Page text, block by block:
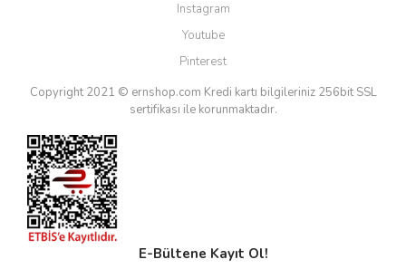
Instagram
Youtube
Pinterest
Copyright 2021 © ernshop.com Kredi kartı bilgileriniz 256bit SSL
sertifikası ile korunmaktadır.
E-Bültene Kayıt Ol!